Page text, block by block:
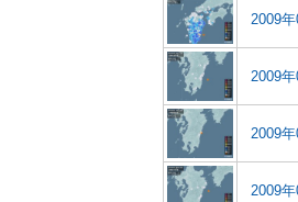
2009
2009
2009
2009